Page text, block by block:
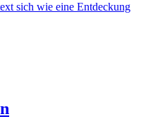
sich wie eine Entdeckung